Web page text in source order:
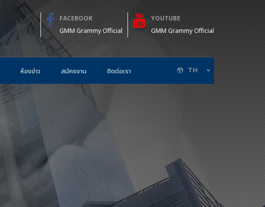
FACEBOOK
GMM Grammy Official
YOUTUBE
GMM Grammy Official
ห้องข่าว สมัครงาน ติดต่อเรา TH